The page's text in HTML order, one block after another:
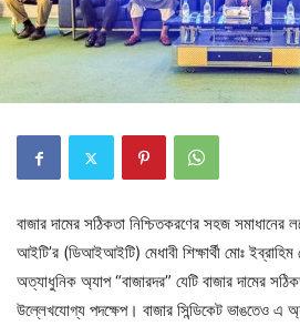
বাজার দামের সঠিকতা নিশ্চিতকরণের সহজ সমাধানের
আইটি’র (ডিআইআইটি) মেধাবী শিক্ষার্থী মোঃ
অত্যাধুনিক অ্যাপ “বাজারদর” যেটি বাজার দামের
উল্লেখযোগ্য পদক্ষেপ। বাজার সিন্ডিকেট ভাঙতেও এ